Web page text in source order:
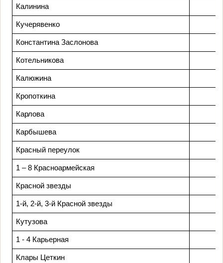
Калинина
Кучерявенко
Константина Заслонова
Котельникова
Калюжина
Кропоткина
Карлова
Карбышева
Красный переулок
1 – 8 Красноармейская
Красной звезды
1-й, 2-й, 3-й Красной звезды
Кутузова
1 - 4 Карьерная
Клары Цеткин